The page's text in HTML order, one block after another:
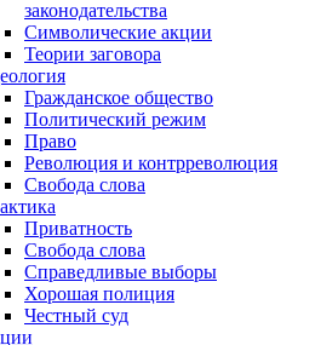
законодательства
Символические акции
Теории заговора
Гражданское общество
Политический режим
Право
Революция и контрреволюция
Свобода слова
Приватность
Свобода слова
Справедливые выборы
Хорошая полиция
Честный суд